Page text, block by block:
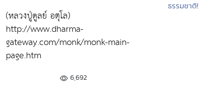
(หลวงปู่ดูลย์ อตุโล)
http://www.dharma-
gateway.com/monk/monk-main-
page.htm
6,692
ธรรมชาติ!